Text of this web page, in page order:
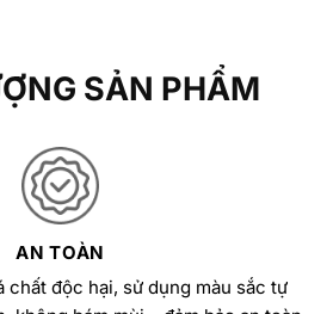
SẢN PHẨM
AN TOÀN
chất độc hại, sử dụng màu sắc tự